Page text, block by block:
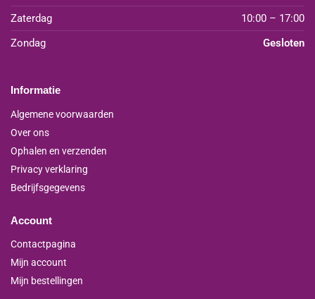
Zaterdag
10:00 – 17:00
Zondag
Gesloten
Informatie
Algemene voorwaarden
Over ons
Ophalen en verzenden
Privacy verklaring
Bedrijfsgegevens
Account
Contactpagina
Mijn account
Mijn bestellingen